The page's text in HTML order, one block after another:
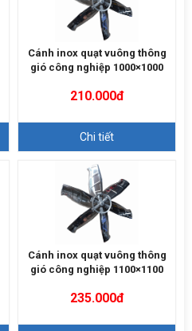
Cánh inox quạt vuông thông
gió công nghiệp 1000×1000
210.000đ
Chi tiết
Cánh inox quạt vuông thông
gió công nghiệp 1100×1100
235.000đ